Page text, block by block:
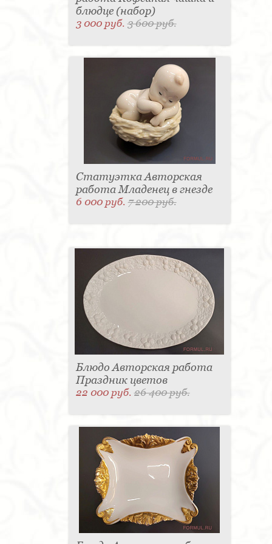
блюдце (набор)
3 000 руб.3 600 руб.
Статуэтка Авторская
работа Младенец в гнезде
6 000 руб.7 200 руб.
Блюдо Авторская работа
Праздник цветов
22 000 руб.26 400 руб.